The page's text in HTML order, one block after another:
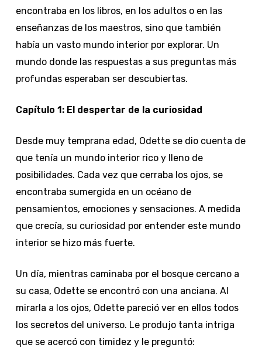
encontraba en los libros, en los adultos o en las
enseñanzas de los maestros, sino que también
había un vasto mundo interior por explorar. Un
mundo donde las respuestas a sus preguntas más
profundas esperaban ser descubiertas.
Capítulo 1: El despertar de la curiosidad
Desde muy temprana edad, Odette se dio cuenta de
que tenía un mundo interior rico y lleno de
posibilidades. Cada vez que cerraba los ojos, se
encontraba sumergida en un océano de
pensamientos, emociones y sensaciones. A medida
que crecía, su curiosidad por entender este mundo
interior se hizo más fuerte.
Un día, mientras caminaba por el bosque cercano a
su casa, Odette se encontró con una anciana. Al
mirarla a los ojos, Odette pareció ver en ellos todos
los secretos del universo. Le produjo tanta intriga
que se acercó con timidez y le preguntó: